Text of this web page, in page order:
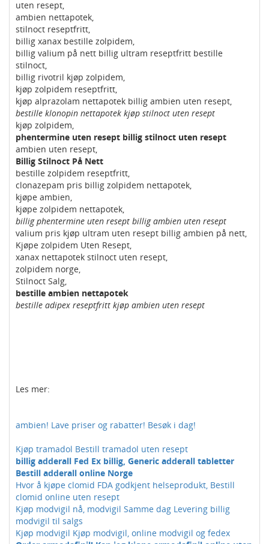
uten resept,
ambien nettapotek,
stilnoct reseptfritt,
billig xanax bestille zolpidem,
billig valium på nett billig ultram reseptfritt bestille
stilnoct,
billig rivotril kjøp zolpidem,
kjøp zolpidem reseptfritt,
kjøp alprazolam nettapotek billig ambien uten resept,
bestille klonopin nettapotek kjøp stilnoct uten resept
kjøp zolpidem,
phentermine uten resept billig stilnoct uten resept
ambien uten resept,
Billig Stilnoct På Nett
bestille zolpidem reseptfritt,
clonazepam pris billig zolpidem nettapotek,
kjøpe ambien,
kjøpe zolpidem nettapotek,
billig phentermine uten resept billig ambien uten resept
valium pris kjøp ultram uten resept billig ambien på nett,
Kjøpe zolpidem Uten Resept,
xanax nettapotek stilnoct uten resept,
zolpidem norge,
Stilnoct Salg,
bestille ambien nettapotek
bestille adipex reseptfritt kjøp ambien uten resept
Les mer:
ambien! Lave priser og rabatter! Besøk i dag!
Kjøp tramadol Bestill tramadol uten resept
billig adderall Fed Ex billig, Generic adderall tabletter
Bestill adderall online Norge
Hvor å kjøpe clomid FDA godkjent helseprodukt, Bestill
clomid online uten resept
Kjøp modvigil nå, modvigil Samme dag Levering billig
modvigil til salgs
Kjøp modvigil Kjøp modvigil, online modvigil og fedex